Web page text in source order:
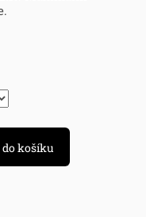
košíku